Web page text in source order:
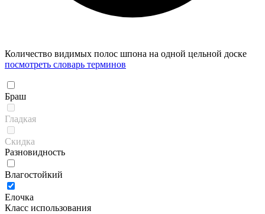
Количество видимых полос шпона на одной цельной доске
посмотреть словарь терминов
Браш
Гладкая
Скидка
Разновидность
Влагостойкий
Елочка
Класс использования